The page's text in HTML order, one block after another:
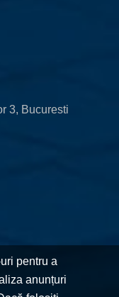
3, Bucuresti
pentru a
anunțuri